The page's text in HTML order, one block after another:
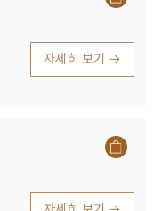
자세히 보기 →